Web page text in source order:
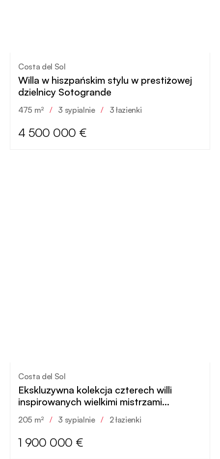
Costa del Sol
Willa w hiszpańskim stylu w prestiżowej
dzielnicy Sotogrande
475 m² / 3 sypialnie / 3 łazienki
4 500 000 €
Costa del Sol
Ekskluzywna kolekcja czterech willi
inspirowanych wielkimi mistrzami
hiszpańskiej sztuki
205 m² / 3 sypialnie / 2 łazienki
1 900 000 €